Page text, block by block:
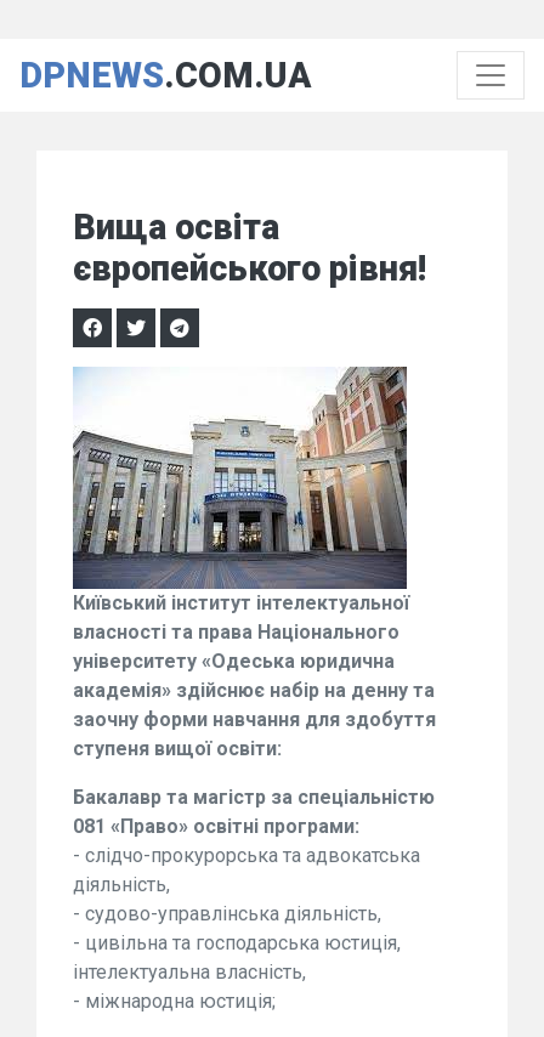
DPNEWS.COM.UA
Вища освіта
європейського рівня!
Київський інститут інтелектуальної
власності та права Національного
університету «Одеська юридична
академія» здійснює набір на денну та
заочну форми навчання для здобуття
ступеня вищої освіти:
Бакалавр та магістр за спеціальністю
081 «Право» освітні програми:
- слідчо-прокурорська та адвокатська
діяльність,
- судово-управлінська діяльність,
- цивільна та господарська юстиція,
інтелектуальна власність,
- міжнародна юстиція;